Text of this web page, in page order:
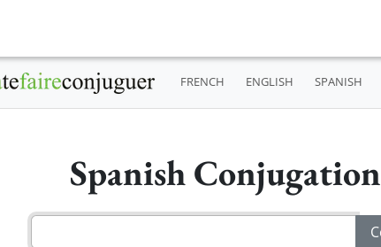
FRENCH ENGLISH SPANISH
Spanish Conjugation